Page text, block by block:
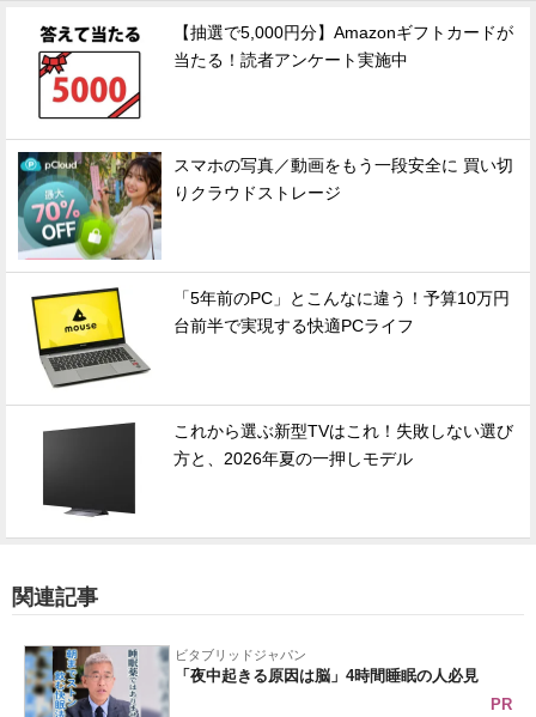
【抽選で5,000円分】Amazonギフトカードが
当たる！読者アンケート実施中
スマホの写真／動画をもう一段安全に 買い切
りクラウドストレージ
「5年前のPC」とこんなに違う！予算10万円
台前半で実現する快適PCライフ
これから選ぶ新型TVはこれ！失敗しない選び
方と、2026年夏の一押しモデル
関連記事
ビタブリッドジャパン
「夜中起きる原因は脳」4時間睡眠の人必見
PR